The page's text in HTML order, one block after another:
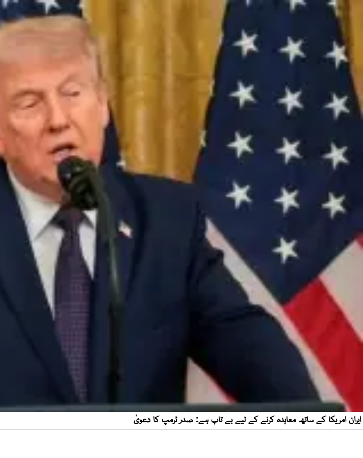
ایران امریکا کے ساتھ معاہدہ کرنے کے لیے بے تاب ہے: صدر ٹرمپ کا دعویٰ